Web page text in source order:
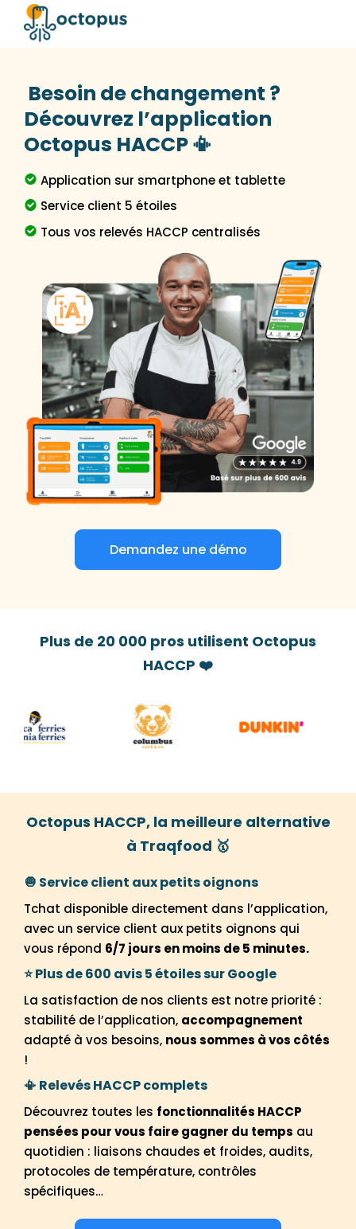
Besoin de changement ?
Découvrez l’application
Octopus HACCP 📳
Application sur smartphone et tablette
Service client 5 étoiles
Tous vos relevés HACCP centralisés
Demandez une démo
Plus de 20 000 pros utilisent Octopus
HACCP ❤️
Octopus HACCP, la meilleure alternative
à Traqfood 🥇
🧅 Service client aux petits oignons
Tchat disponible directement dans l’application,
avec un service client aux petits oignons qui
vous répond 6/7 jours en moins de 5 minutes.
⭐ Plus de 600 avis 5 étoiles sur Google
La satisfaction de nos clients est notre priorité :
stabilité de l’application, accompagnement
adapté à vos besoins, nous sommes à vos côtés
!
📳 Relevés HACCP complets
Découvrez toutes les fonctionnalités HACCP
pensées pour vous faire gagner du temps au
quotidien : liaisons chaudes et froides, audits,
protocoles de température, contrôles
spécifiques…